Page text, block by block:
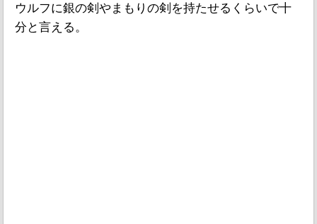
ウルフに銀の剣やまもりの剣を持たせるくらいで十
分と言える。